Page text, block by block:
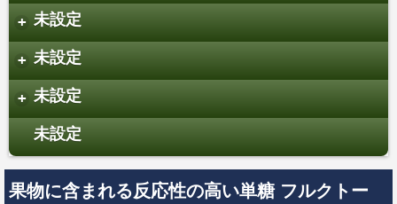
+ 未設定
+ 未設定
+ 未設定
未設定
果物に含まれる反応性の高い単糖 フルクトー